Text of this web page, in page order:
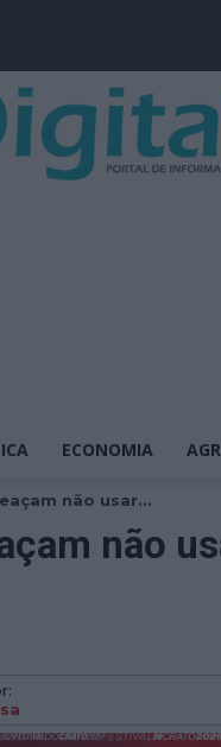
ECONOMIA
não usar...
não